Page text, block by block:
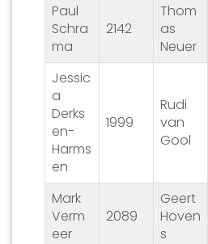
Paul
Schra
ma
2142
Thom
as
Neuer
Jessic
a
Derks
en-
Harms
en
1999
Rudi
van
Gool
Mark
Verm
eer
2089
Geert
Hoven
s